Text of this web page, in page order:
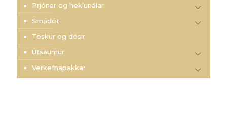
Prjónar og heklunálar
Smádót
Töskur og dósir
Útsaumur
Verkefnapakkar